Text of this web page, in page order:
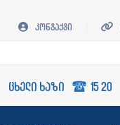
ცხელი ხაზი 15 20
კონტაქტი